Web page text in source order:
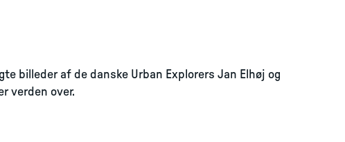
billeder af de danske Urban Explorers Jan Elhøj og
verden over.